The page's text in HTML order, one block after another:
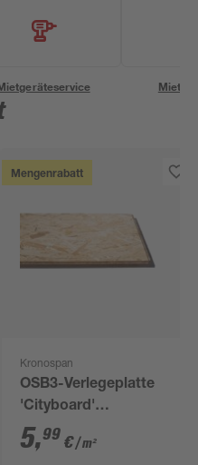
Mengenrabatt
Kronospan
OSB3-Verlegeplatte
'Cityboard'
ungeschliffen 1690 x
634 x 12 mm
5,99 €/ m²